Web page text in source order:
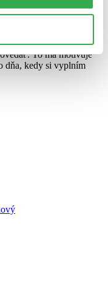
po pár dňoch prešlo a
iba dva týždne, ale
deň na mňa čaká iná,
To ma motivuje
dňa, kedy si vyplním